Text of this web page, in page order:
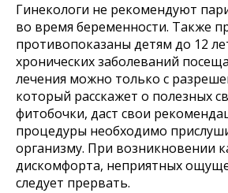
Гинекологи не рекомендуют
во время беременности. Также
противопоказаны детям до 12
хронических заболеваний
лечения можно только с
который расскажет о полезных
фитобочки, даст свои
процедуры необходимо
организму. При возникновении
дискомфорта, неприятных
следует прервать.
Согласие на обработку персональных данных
Политика обработки персональных данных
Публичная договор-оферта